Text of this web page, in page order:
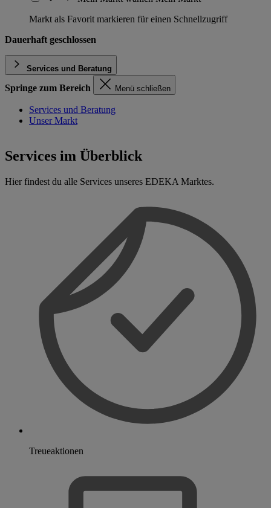
Markt als Favorit markieren für einen Schnellzugriff
Dauerhaft geschlossen
Services und Beratung
Springe zum Bereich Menü schließen
Services und Beratung
Unser Markt
Services im Überblick
Hier findest du alle Services unseres EDEKA Marktes.
Treueaktionen